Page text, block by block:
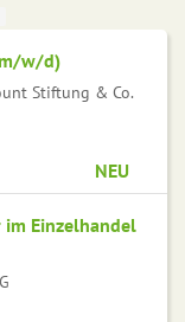
w/d)
Stiftung & Co.
NEU
Einzelhandel